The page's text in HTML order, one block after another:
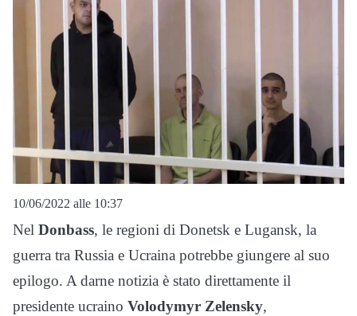
10/06/2022 alle 10:37
Nel Donbass, le regioni di Donetsk e Lugansk, la
guerra tra Russia e Ucraina potrebbe giungere al suo
epilogo. A darne notizia è stato direttamente il
presidente ucraino Volodymyr Zelensky,